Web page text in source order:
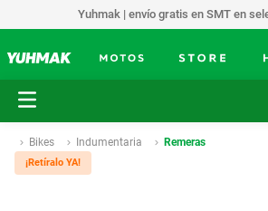
Yuhmak | envío gratis en SMT en
Bikes Indumentaria Remeras
¡Retíralo YA!